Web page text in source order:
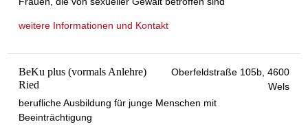
weitere Informationen und Kontakt
BeKu plus (vormals Anlehre)
Ried
Oberfeldstraße 105b, 4600
Wels
berufliche Ausbildung für junge Menschen mit
Beeinträchtigung